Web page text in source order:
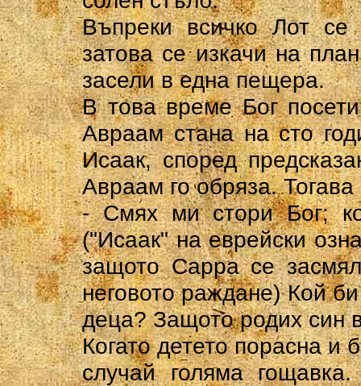
Въпреки всичко Лот
затова се изкачи на
засели в една пещера.
В това време Бог
Авраам стана на сто
Исаак, според
Авраам го обряза.
- Смях ми стори Бог;
("Исаак" на еврейски
защото Сарра се
неговото раждане) Кой
деца? Защото родих син
Когато детето порасна и
случай голяма